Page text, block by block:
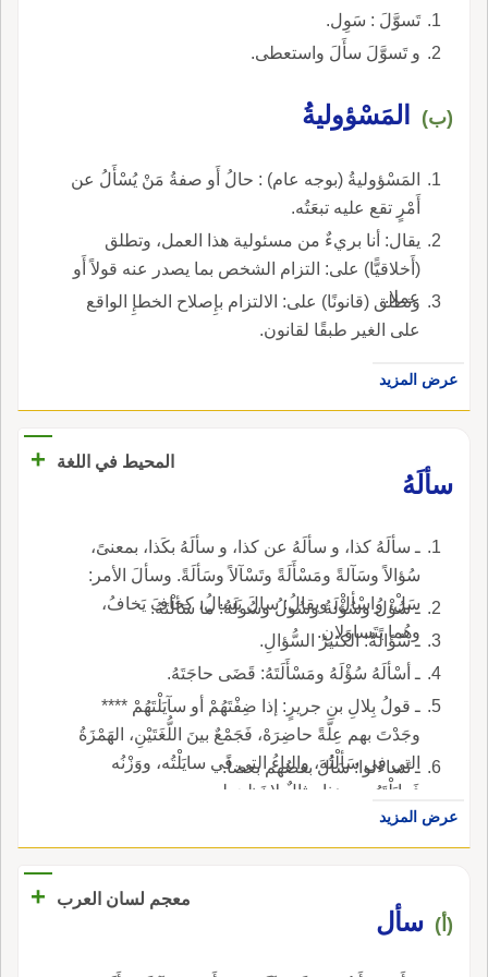
تَسوَّلَ : سَوِل.
و تَسوَّلَ سأَلَ واستعطى.
(ب) المَسْؤوليةُ
المَسْؤوليةُ (بوجه عام) : حالُ أَو صفةُ مَنْ يُسْأَلُ عن
أَمْرٍ تقع عليه تبعَتُه.
يقال: أنا بريءٌ من مسئولية هذا العمل، وتطلق
(أَخلاقيًّا) على: التزام الشخص بما يصدر عنه قولاً أَو
عملا.
وتطلق (قانونًا) على: الالتزام بإِصلاح الخطإِ الواقع
على الغير طبقًا لقانون.
عرض المزيد
المحيط في اللغة
+
سألَهُ
ـ سألَهُ كذا، و سألَهُ عن كذا، و سألَهُ بكَذا، بمعنىً،
سُؤالاً وسَآلةً ومَسْأَلَةً وتَسْآلاً وسَألَةً. وسألَ الأمر:
سَلْ، واسْألْ، ويقالُ: سالَ يَسالُ، كخافَ يَخافُ،
وهُما يَتَساوَلانِ.
ـ سُؤْلُ وسُؤْلَةُ وسُولُ وسُولَةُ: ما سَألْتَهُ.
ـ سُؤَالَةٌ: الكثيرُ السُّؤالِ.
ـ أسْألَهُ سُؤْلَهُ ومَسْأَلَتَهُ: قَضَى حاجَتَهُ.
ـ قولُ بِلالِ بنِ جريرٍ: إذا ضِفْتَهُمْ أو سآيَلْتَهُمْ ****
وجَدْتَ بهم عِلَّةً حاضِرَهْ، فَجَمْعٌ بينَ اللُّغَتَيْنِ، الهَمْزَةُ
التي في سَألْتُه، والياءُ التي في سايَلْتُه، ووَزْنُه
فَعايَلْتَهُم، وهذا مِثالٌ لا نَظيرَ له.
ـ تَساءَلوا: سَألَ بعضُهم بعضاً.
عرض المزيد
معجم لسان العرب +
(أ) سأل